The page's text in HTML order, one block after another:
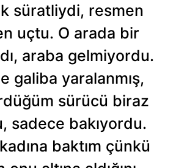
olarak kullanılan çerezlerle ilgili bilgi
süratliydi, resmen
uçtu. O arada bir
araba gelmiyordu.
galiba yaralanmış,
sürücü biraz
sadece bakıyordu.
baktım çünkü